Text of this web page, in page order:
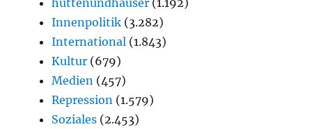
Innenpolitik (3.282)
International (1.843)
Kultur (679)
Medien (457)
Repression (1.579)
Soziales (2.453)